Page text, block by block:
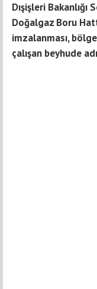
Dışişleri Bakanlığı
Doğalgaz Boru
imzalanması,
çalışan beyhude